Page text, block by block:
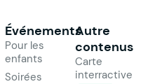
Événements
Pour les
enfants
Soirées
Autre
contenus
Carte
interractive